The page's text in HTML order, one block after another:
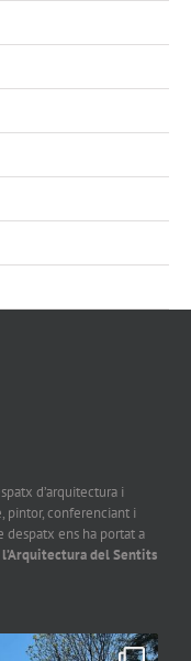
d’arquitectura i
pintor, conferenciant i
despatx ens ha portat a
l’Arquitectura del Sentits